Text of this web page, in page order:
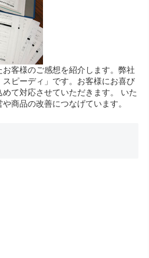
客様のご感想を紹介します。弊社
ピーディ」です。お客様にお喜び
て対応させていただきます。 いた
商品の改善につなげています。